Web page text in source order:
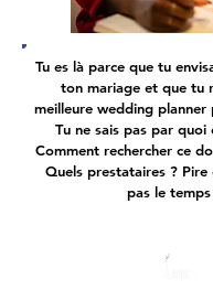
Tu es là parce que tu
ton mariage et que tu
meilleure wedding planner
Tu ne sais pas par quoi
Comment rechercher ce
Quels prestataires ? Pire
pas le